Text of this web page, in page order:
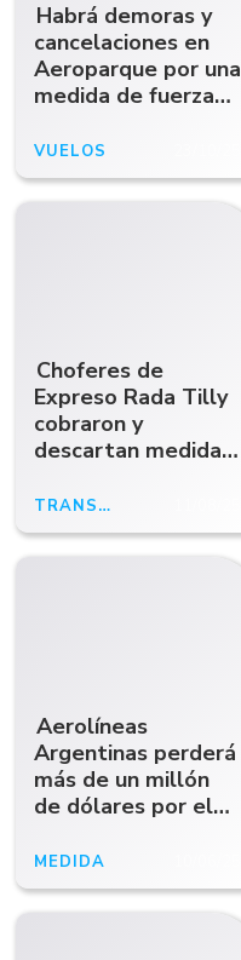
Habrá demoras y
cancelaciones en
Aeroparque por una
medida de fuerza
VUELOS
Choferes de
Expreso Rada Tilly
cobraron y
descartan medidas
expectativa por el
pago en Patagonia
Argentina
TRANSPORTE
Aerolíneas
Argentinas perderá
más de un millón
de dólares por el
MEDIDA